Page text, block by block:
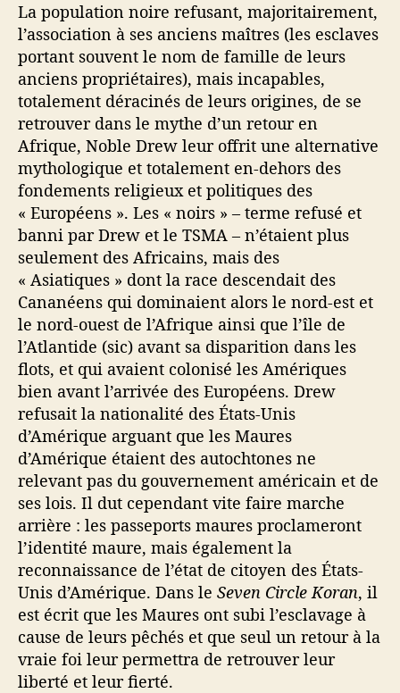
La population noire refusant, majoritairement,
l’association à ses anciens maîtres (les esclaves
portant souvent le nom de famille de leurs
anciens propriétaires), mais incapables,
totalement déracinés de leurs origines, de se
retrouver dans le mythe d’un retour en
Afrique, Noble Drew leur offrit une alternative
mythologique et totalement en-dehors des
fondements religieux et politiques des
« Européens ». Les « noirs » – terme refusé et
banni par Drew et le TSMA – n’étaient plus
seulement des Africains, mais des
« Asiatiques » dont la race descendait des
Cananéens qui dominaient alors le nord-est et
le nord-ouest de l’Afrique ainsi que l’île de
l’Atlantide (sic) avant sa disparition dans les
flots, et qui avaient colonisé les Amériques
bien avant l’arrivée des Européens. Drew
refusait la nationalité des États-Unis
d’Amérique arguant que les Maures
d’Amérique étaient des autochtones ne
relevant pas du gouvernement américain et de
ses lois. Il dut cependant vite faire marche
arrière : les passeports maures proclameront
l’identité maure, mais également la
reconnaissance de l’état de citoyen des États-
Unis d’Amérique. Dans le Seven Circle Koran, il
est écrit que les Maures ont subi l’esclavage à
cause de leurs pêchés et que seul un retour à la
vraie foi leur permettra de retrouver leur
liberté et leur fierté.